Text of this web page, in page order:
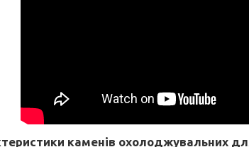
каменів охолоджувальних